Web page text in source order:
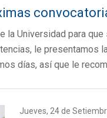
la Universidad para
le presentamos
días, así que le
Jueves, 24 de